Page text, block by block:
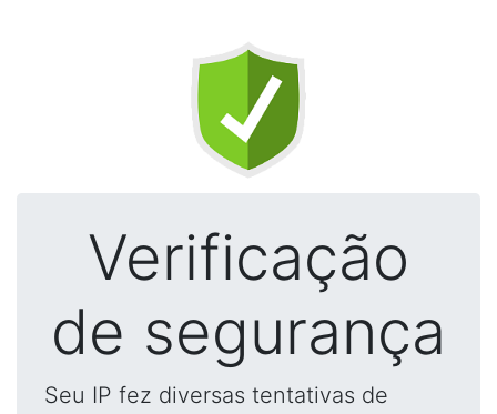
Verificação
de segurança
Seu IP fez diversas tentativas de